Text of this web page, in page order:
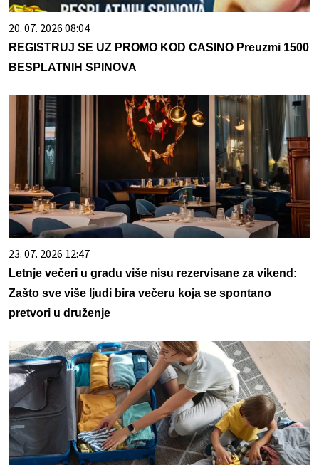
20. 07. 2026 08:04
REGISTRUJ SE UZ PROMO KOD CASINO Preuzmi 1500
BESPLATNIH SPINOVA
23. 07. 2026 12:47
Letnje večeri u gradu više nisu rezervisane za vikend:
Zašto sve više ljudi bira večeru koja se spontano
pretvori u druženje